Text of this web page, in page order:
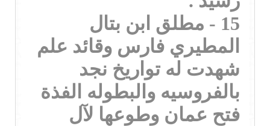
15 - مطلق ابن بتال
المطيري فارس وقائد علم
شهدت له تواريخ نجد
بالفروسيه والبطوله الفذة
فتح عمان وطوعها لآل